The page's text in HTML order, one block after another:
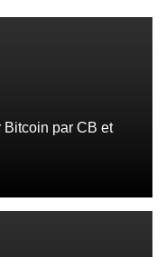
Bitcoin par CB et